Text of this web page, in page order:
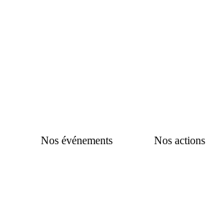
Nos événements Nos actions